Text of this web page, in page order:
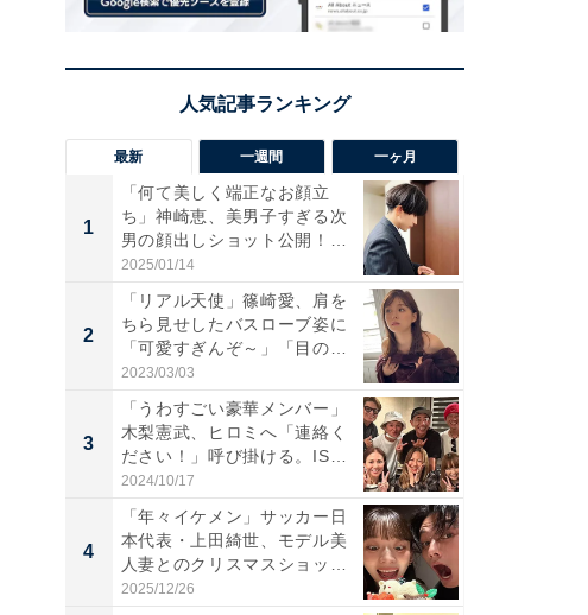
最新 一週間 一ヶ月
1
「何て美しく端正なお顔立
ち」神崎恵、美男子すぎる次
男の顔出しショット公開！
「め...
2025/01/14
2
「リアル天使」篠崎愛、肩を
ちら見せしたバスローブ姿に
「可愛すぎんぞ～」「目の表
情...
2023/03/03
3
「うわすごい豪華メンバー」
木梨憲武、ヒロミへ「連絡く
ださい！」呼び掛ける。IS
S...
2024/10/17
4
「年々イケメン」サッカー日
本代表・上田綺世、モデル美
人妻とのクリスマスショット
に...
2025/12/26